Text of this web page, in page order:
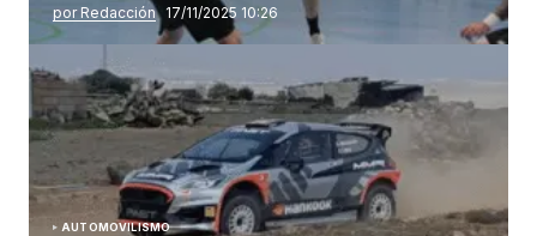
por Redacción 17/11/2025 10:26
AUTOMOVILISMO